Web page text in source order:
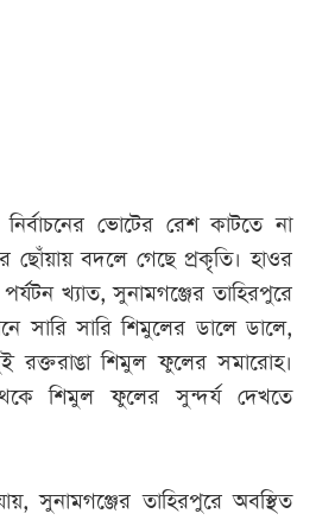
ভোটের রেশ কাটতে না
ছোঁয়ায় বদলে গেছে প্রকৃতি। হাওর
খ্যাত, সুনামগঞ্জের তাহিরপুরে
সারি সারি শিমুলের ডালে ডালে,
রক্তরাঙা শিমুল ফুলের সমারোহ।
থেকে শিমুল ফুলের সুন্দর্য দেখতে
সুনামগঞ্জের তাহিরপুরে অবস্থিত